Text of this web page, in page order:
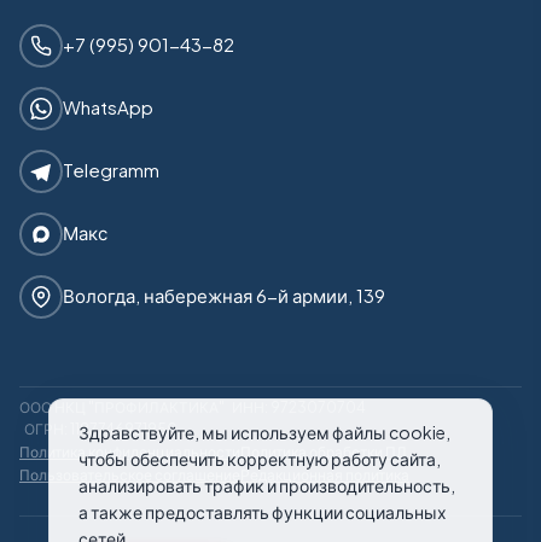
+7 (995) 901-43-82
WhatsApp
Telegramm
Макс
Вологда, набережная 6-й армии, 139
ООО НКЦ "ПРОФИЛАКТИКА"
ОГРН: 1187746971950
Политика конфиденциальностиПолитика обработки ПД
Пользовательское соглашение Редакционная политика
Здравствуйте, мы используем файлы cookie,
чтобы обеспечить корректную работу сайта,
анализировать трафик и производительность,
а также предоставлять функции социальных